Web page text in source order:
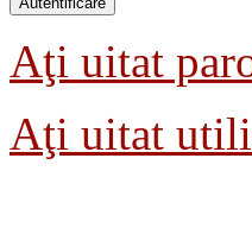
Aţi uitat
Aţi uitat